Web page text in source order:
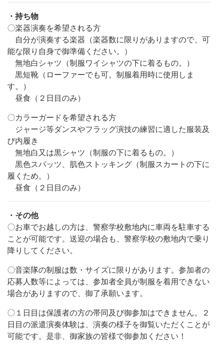
・持ち物
〇楽器演奏を希望される方
自分が演奏する楽器（楽器数に限りがありますので、可
能な限り自身で御準備ください。）
無地白シャツ（制服ワイシャツの下に着るもの。）
黒短靴（ローファーでも可。制服着用時に使用しま
す。）
昼食（２日目のみ）
〇カラーガードを希望される方
ジャージ等ダンスやフラッグ演技の練習に適した服装及
び内履き
無地白又は黒シャツ（制服の下に着るもの。）
黒色スパッツ、肌色ストッキング（制服スカートの下に
履くため。）
昼食（２日目のみ）
・その他
〇お車でお越しの方は、警察学校敷地内に車両を駐車する
ことが可能です。送迎の場合も、警察学校の敷地内で乗り
降りしてください。
〇音楽隊の制服は数・サイズに限りがあります。参加者の
応募人数等によっては、参加者全員が制服を着用できない
場合がありますので、御了承願います。
〇１日目は保護者の方の帯同及び御参加はできません。２
日目の派遣演奏体験は、演奏の様子を御覧いただくことが
可能です。是非、御家族の皆様で御参加ください！